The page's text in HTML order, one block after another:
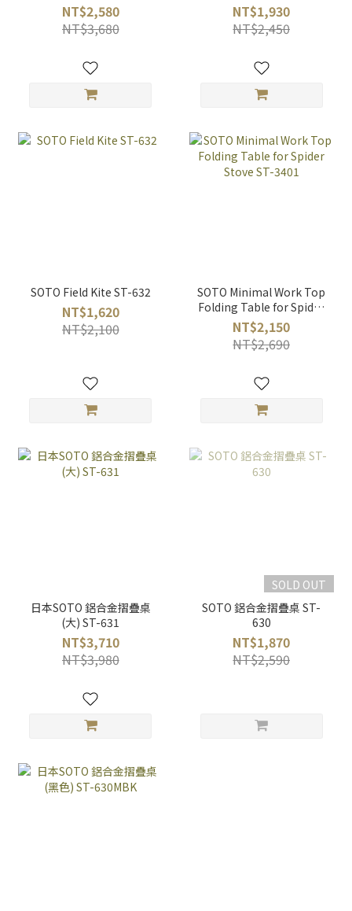
NT$2,580
NT$3,680
NT$1,930
NT$2,450
SOTO Field Kite ST-632
NT$1,620
NT$2,100
SOTO Minimal Work Top
Folding Table for Spider
Stove ST-3401
NT$2,150
NT$2,690
日本SOTO 鋁合金摺疊桌
(大) ST-631
NT$3,710
NT$3,980
SOLD OUT
SOTO 鋁合金摺疊桌 ST-
630
NT$1,870
NT$2,590